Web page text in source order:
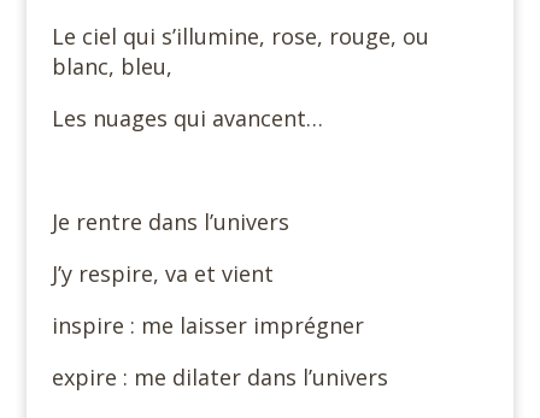
Le ciel qui s’illumine, rose, rouge, ou
blanc, bleu,
Les nuages qui avancent…
Je rentre dans l’univers
J’y respire, va et vient
inspire : me laisser imprégner
expire : me dilater dans l’univers